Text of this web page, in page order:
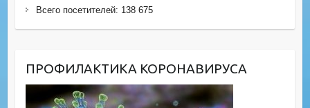
Всего посетителей: 138 675
ПРОФИЛАКТИКА КОРОНАВИРУСА